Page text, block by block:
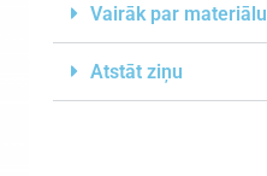
Vairāk par materiālu
Atstāt ziņu